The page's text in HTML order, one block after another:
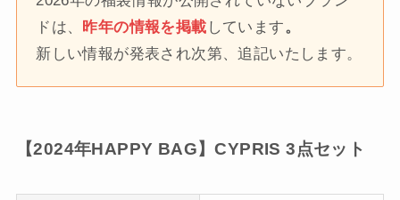
ドは、 昨年の情報を掲載 しています。
新しい情報が発表され次第、追記いたします。
【2024年HAPPY BAG】CYPRIS 3点セット